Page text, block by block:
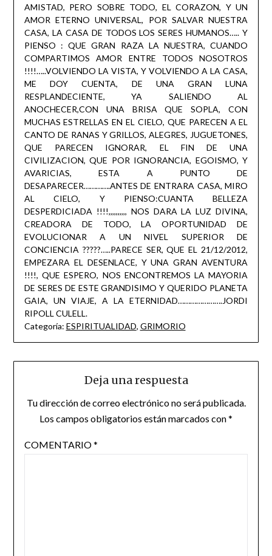
AMISTAD, PERO SOBRE TODO, EL CORAZON, Y UN
AMOR ETERNO UNIVERSAL, POR SALVAR NUESTRA
CASA, LA CASA DE TODOS LOS SERES HUMANOS….. Y
PIENSO : QUE GRAN RAZA LA NUESTRA, CUANDO
COMPARTIMOS AMOR ENTRE TODOS NOSOTROS
!!!!…..VOLVIENDO LA VISTA, Y VOLVIENDO A LA CASA,
ME DOY CUENTA, DE UNA GRAN LUNA
RESPLANDECIENTE, YA SALIENDO AL
ANOCHECER,CON UNA BRISA QUE SOPLA, CON
MUCHAS ESTRELLAS EN EL CIELO, QUE PARECEN A EL
CANTO DE RANAS Y GRILLOS, ALEGRES, JUGUETONES,
QUE PARECEN IGNORAR, EL FIN DE UNA
CIVILIZACION, QUE POR IGNORANCIA, EGOISMO, Y
AVARICIAS, ESTA A PUNTO DE
DESAPARECER………….ANTES DE ENTRARA CASA, MIRO
AL CIELO, Y PIENSO:CUANTA BELLEZA
DESPERDICIADA !!!!,,,,,,,,,, NOS DARA LA LUZ DIVINA,
CREADORA DE TODO, LA OPORTUNIDAD DE
EVOLUCIONAR A UN NIVEL SUPERIOR DE
CONCIENCIA ?????…..PARECE SER, QUE EL 21/12/2012,
EMPEZARA EL DESENLACE, Y UNA GRAN AVENTURA
!!!!, QUE ESPERO, NOS ENCONTREMOS LA MAYORIA
DE SERES DE ESTE GRANDISIMO Y QUERIDO PLANETA
GAIA, UN VIAJE, A LA ETERNIDAD………………….JORDI
RIPOLL CULELL.
Categoría: ESPIRITUALIDAD, GRIMORIO
Deja una respuesta
Tu dirección de correo electrónico no será publicada.
Los campos obligatorios están marcados con*
COMENTARIO*